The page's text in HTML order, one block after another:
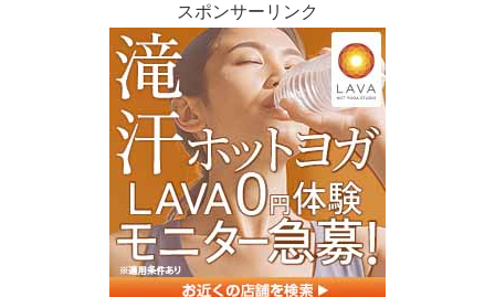
スポンサーリンク